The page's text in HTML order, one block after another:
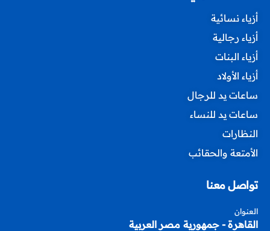
أزياء نسائية
أزياء رجالية
أزياء البنات
أزياء الأولاد
ساعات يد للرجال
ساعات يد للنساء
النظارات
الأمتعة والحقائب
تواصل معنا
العنوان
القاهرة - جمهورية مصر العربية